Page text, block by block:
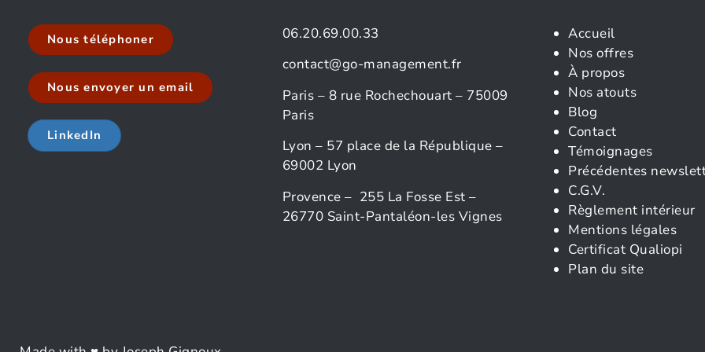
Nous téléphoner
Nous envoyer un email
LinkedIn
06.20.69.00.33
contact@go-management.fr
Paris – 8 rue Rochechouart – 75009
Paris
Lyon – 57 place de la République –
69002 Lyon
Provence – 255 La Fosse Est –
26770 Saint-Pantaléon-les Vignes
Accueil
Nos offres
À propos
Nos atouts
Blog
Contact
Témoignages
Précédentes
C.G.V.
Règlement intérieur
Mentions légales
Certificat Qualiopi
Plan du site